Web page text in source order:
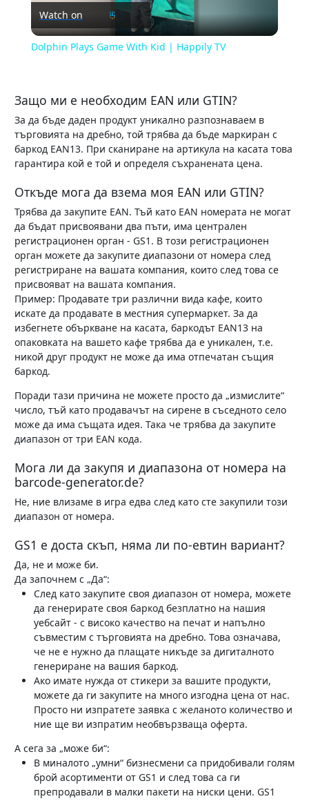
Video
Watch on
Dolphin Plays Game With Kid | Happily TV
Защо ми е необходим EAN или GTIN?
За да бъде даден продукт уникално разпознаваем в
търговията на дребно, той трябва да бъде маркиран с
баркод EAN13. При сканиране на артикула на касата това
гарантира кой е той и определя съхранената цена.
Откъде мога да взема моя EAN или GTIN?
Трябва да закупите EAN. Тъй като EAN номерата не могат
да бъдат присвоявани два пъти, има централен
регистрационен орган - GS1. В този регистрационен
орган можете да закупите диапазони от номера след
регистриране на вашата компания, които след това се
присвояват на вашата компания.
Пример: Продавате три различни вида кафе, които
искате да продавате в местния супермаркет. За да
избегнете объркване на касата, баркодът EAN13 на
опаковката на вашето кафе трябва да е уникален, т.е.
никой друг продукт не може да има отпечатан същия
баркод.
Поради тази причина не можете просто да „измислите“
число, тъй като продавачът на сирене в съседното село
може да има същата идея. Така че трябва да закупите
диапазон от три EAN кода.
Мога ли да закупя и диапазона от номера на
barcode-generator.de?
Не, ние влизаме в игра едва след като сте закупили този
диапазон от номера.
GS1 е доста скъп, няма ли по-евтин вариант?
Да, не и може би.
Да започнем с „Да“:
След като закупите своя диапазон от номера, можете
да генерирате своя баркод безплатно на нашия
уебсайт - с високо качество на печат и напълно
съвместим с търговията на дребно. Това означава,
че не е нужно да плащате никъде за дигиталното
генериране на вашия баркод.
Ако имате нужда от стикери за вашите продукти,
можете да ги закупите на много изгодна цена от нас.
Просто ни изпратете заявка с желаното количество и
ние ще ви изпратим необвързваща оферта.
А сега за „може би“:
В миналото „умни“ бизнесмени са придобивали голям
брой асортименти от GS1 и след това са ги
препродавали в малки пакети на ниски цени. GS1